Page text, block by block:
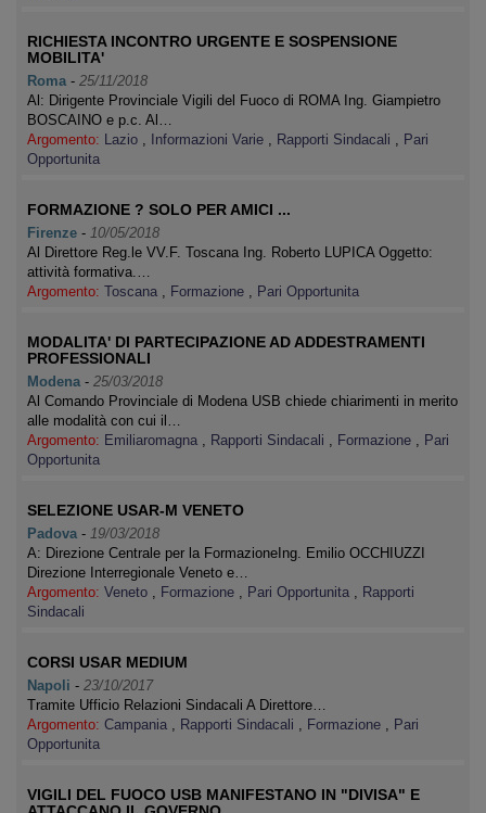
RICHIESTA INCONTRO URGENTE E SOSPENSIONE
MOBILITA'
Roma - 25/11/2018
Al: Dirigente Provinciale Vigili del Fuoco di ROMA Ing. Giampietro
BOSCAINO e p.c. Al…
Argomento: Lazio , Informazioni Varie , Rapporti Sindacali , Pari
Opportunita
FORMAZIONE ? SOLO PER AMICI ...
Firenze - 10/05/2018
Al Direttore Reg.le VV.F. Toscana Ing. Roberto LUPICA Oggetto:
attività formativa.…
Argomento: Toscana , Formazione , Pari Opportunita
MODALITA' DI PARTECIPAZIONE AD ADDESTRAMENTI
PROFESSIONALI
Modena - 25/03/2018
Al Comando Provinciale di Modena USB chiede chiarimenti in merito
alle modalità con cui il…
Argomento: Emiliaromagna , Rapporti Sindacali , Formazione , Pari
Opportunita
SELEZIONE USAR-M VENETO
Padova - 19/03/2018
A: Direzione Centrale per la FormazioneIng. Emilio OCCHIUZZI
Direzione Interregionale Veneto e…
Argomento: Veneto , Formazione , Pari Opportunita , Rapporti
Sindacali
CORSI USAR MEDIUM
Napoli - 23/10/2017
Tramite Ufficio Relazioni Sindacali A Direttore…
Argomento: Campania , Rapporti Sindacali , Formazione , Pari
Opportunita
VIGILI DEL FUOCO USB MANIFESTANO IN "DIVISA" E